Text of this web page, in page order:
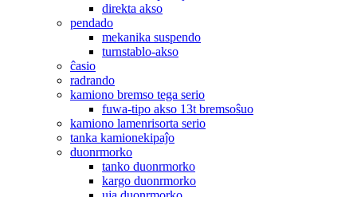
direkta akso
pendado
mekanika suspendo
turnstablo-akso
ĉasio
radrando
kamiono bremso tega serio
fuwa-tipo akso 13t bremsoŝuo
kamiono lamenrisorta serio
tanka kamionekipaĵo
duonrmorko
tanko duonrmorko
kargo duonrmorko